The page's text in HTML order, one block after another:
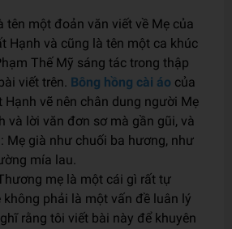
tên một đoản văn viết về Mẹ của
Hạnh và cũng là tên một ca khúc
Thế Mỹ sáng tác trong thập
viết trên. Bông hồng cài áo của
vẽ nên chân dung người Mẹ
và lời văn đơn sơ mà gần gũi, và
Mẹ già như chuối ba hương, như
mía lau.
mẹ là một cái gì rất tự
không phải là một vấn đề luân lý
rằng tôi viết bài này để khuyên